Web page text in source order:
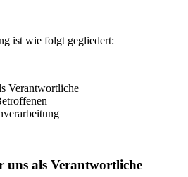
ist wie folgt gegliedert:
Verantwortliche
als Verantwortliche